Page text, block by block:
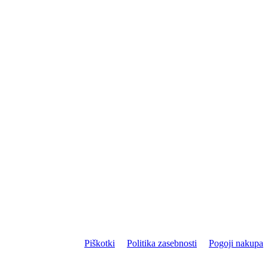
Piškotki
Politika zasebnosti Pogoji nakupa